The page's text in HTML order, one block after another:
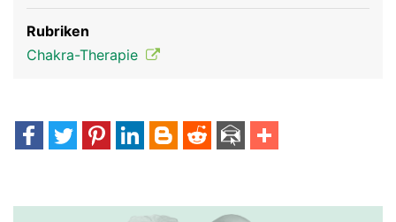
Rubriken
Chakra-Therapie